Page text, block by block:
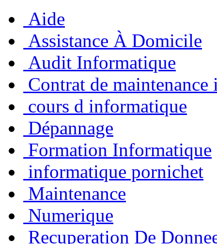
Aide
Assistance À Domicile
Audit Informatique
Contrat de
cours d informatique
Dépannage
Formation Informatique
informatique pornichet
Maintenance
Numerique
Recuperation De